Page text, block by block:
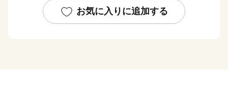
◆田辺藩の城下町・商港の西地区
お気に入りに追加する